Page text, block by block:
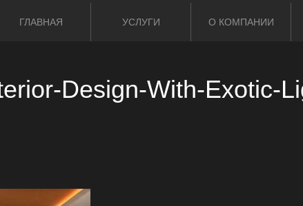
ГЛАВНАЯ УСЛУГИ О КОМПАНИИ
Design-With-Exotic-